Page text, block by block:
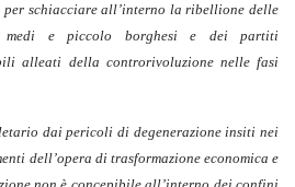
per schiacciare all’interno la ribellione delle
medi e piccolo borghesi e dei partiti
alleati della controrivoluzione nelle fasi
dai pericoli di degenerazione insiti nei
dell’opera di trasformazione economica e